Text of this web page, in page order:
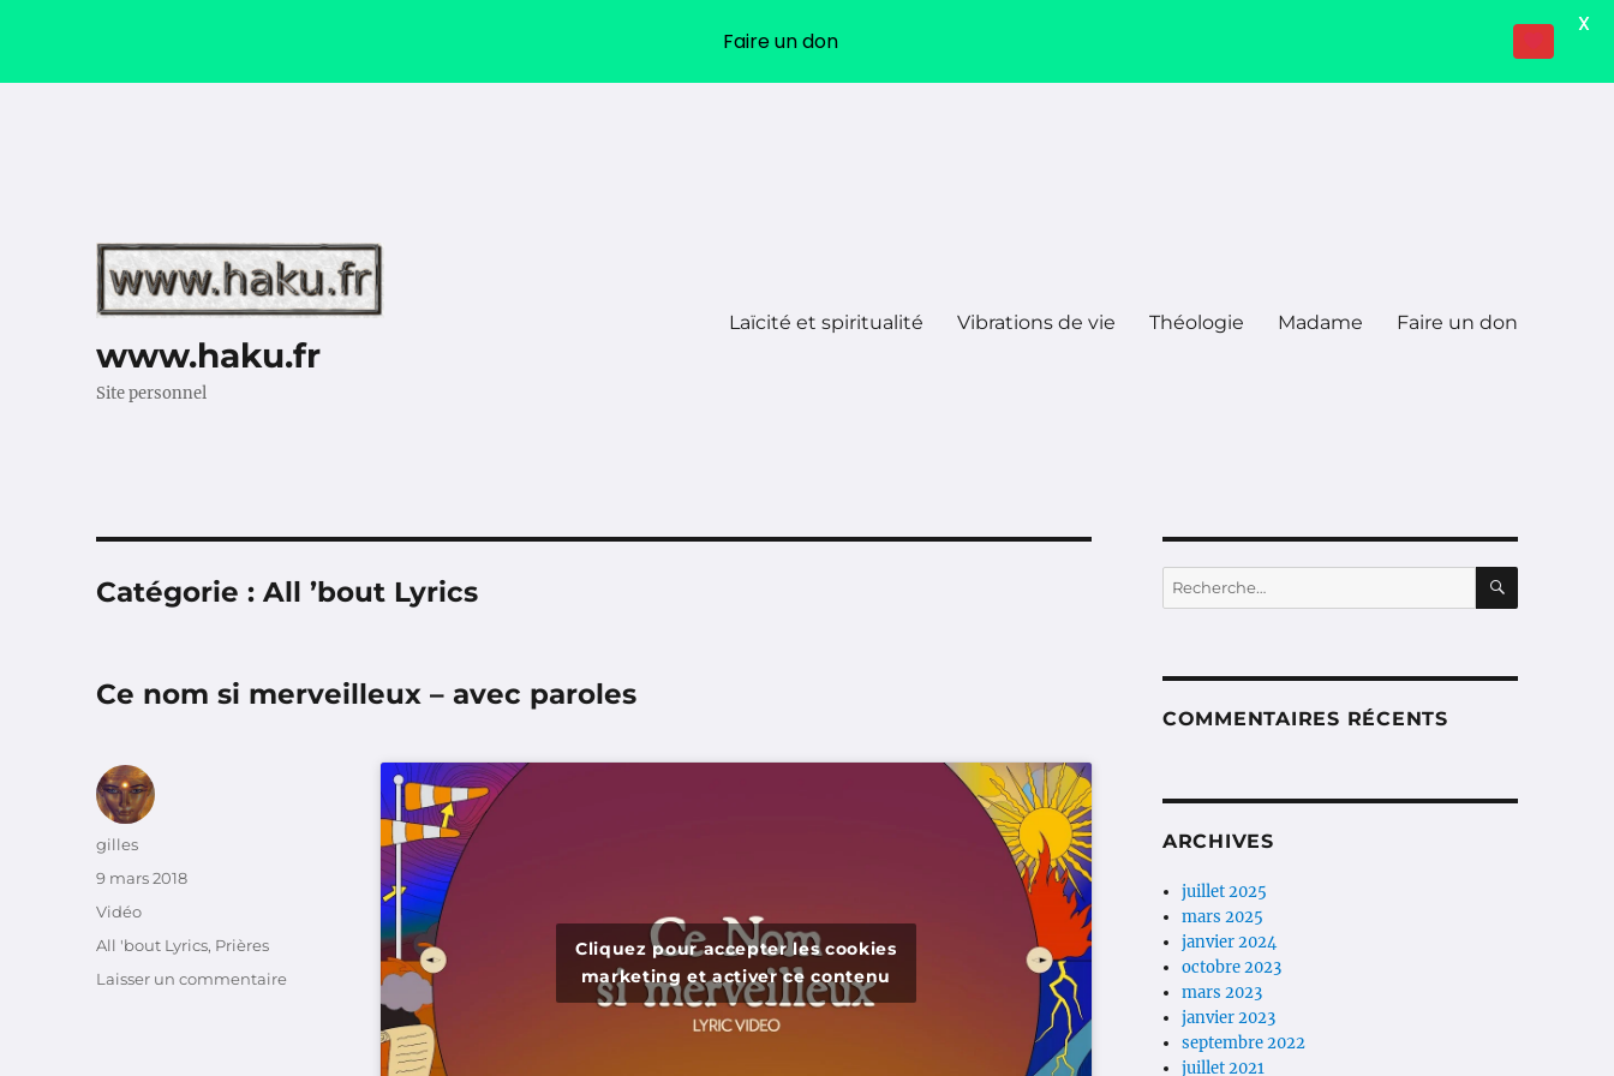
www.haku.fr
Site personnel
Laïcité et spiritualité Vibrations de vie Théologie Madame Faire un don
Catégorie :All ’bout Lyrics
Ce nom si merveilleux – avec paroles
Cliquez pour accepter les cookies
marketing et activer ce contenu
Auteur
gilles
Publié
le
9 mars 2018
Format
Vidéo
Catégories
All 'bout Lyrics, Prières
Laisser un commentairesur
Recherche
pour :
COMMENTAIRES RÉCENTS
ARCHIVES
juillet 2025
mars 2025
janvier 2024
octobre 2023
mars 2023
janvier 2023
septembre 2022
juillet 2021
Faire un don
X